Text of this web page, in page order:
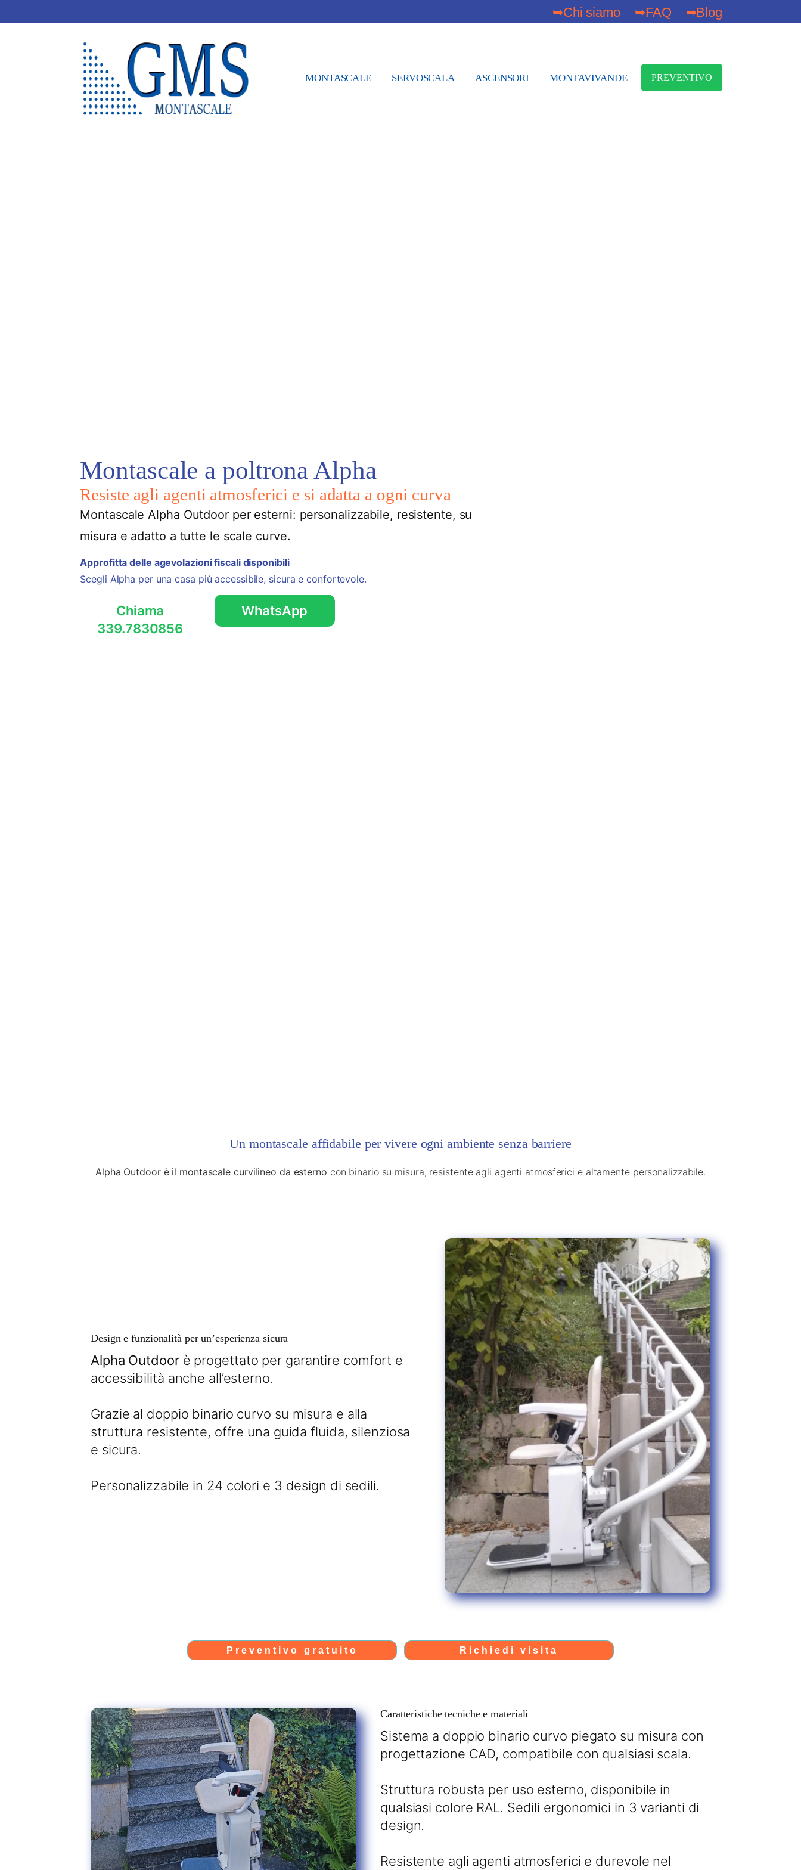
➥Chi siamo ➥FAQ ➥Blog
MONTASCALE SERVOSCALA ASCENSORI MONTAVIVANDE PREVENTIVO
Montascale a poltrona Alpha
Resiste agli agenti atmosferici e si adatta a ogni curva
Montascale Alpha Outdoor per esterni: personalizzabile, resistente, su
misura e adatto a tutte le scale curve.
Approfitta delle agevolazioni fiscali disponibili
Scegli Alpha per una casa più accessibile, sicura e confortevole.
Chiama
339.7830856
WhatsApp
Un montascale affidabile per vivere ogni ambiente senza barriere
Alpha Outdoor è il montascale curvilineo da esterno con binario su misura, resistente agli agenti atmosferici e altamente personalizzabile.
Design e funzionalità per un’esperienza sicura
Alpha Outdoorè progettato per garantire comfort e
accessibilità anche all’esterno.
Grazie al doppio binario curvo su misura e alla
struttura resistente, offre una guida fluida, silenziosa
e sicura.
Personalizzabile in 24 colori e 3 design di sedili.
Preventivo gratuito Richiedi visita
Caratteristiche tecniche e materiali
Sistema a doppio binario curvo piegato su misura con
progettazione CAD, compatibile con qualsiasi scala.
Struttura robusta per uso esterno, disponibile in
qualsiasi colore RAL. Sedili ergonomici in 3 varianti di
design.
Resistente agli agenti atmosferici e durevole nel